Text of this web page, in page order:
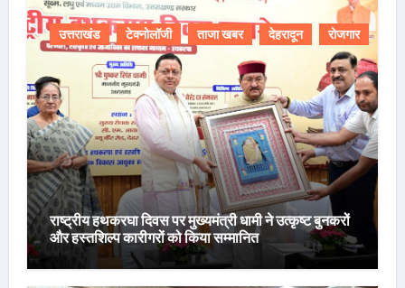
उत्तराखंड टेक्नोलॉजी ताजा खबर देहरादून रोजगार
राष्ट्रीय हथकरघा दिवस पर मुख्यमंत्री धामी ने उत्कृष्ट बुनकरों
और हस्तशिल्प कारीगरों को किया सम्मानित